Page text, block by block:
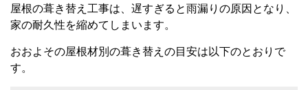
屋根の葺き替え工事は、遅すぎると雨漏りの原因となり、
家の耐久性を縮めてしまいます。
おおよその屋根材別の葺き替えの目安は以下のとおりで
す。